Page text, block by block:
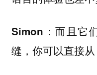
Simon：而且它
缝，你可以直接从